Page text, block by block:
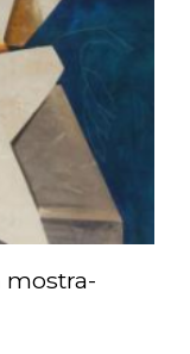
mostra-